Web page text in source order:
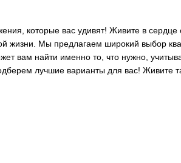
которые вас удивят! Живите в сердце
жизни. Мы предлагаем широкий выбор
вам найти именно то, что нужно,
лучшие варианты для вас! Живите